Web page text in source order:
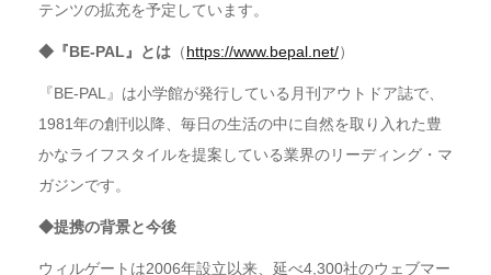
テンツの拡充を予定しています。
◆『BE-PAL』とは （https://www.bepal.net/）
『BE-PAL』は小学館が発行している月刊アウトドア誌で、
1981年の創刊以降、毎日の生活の中に自然を取り入れた豊
かなライフスタイルを提案している業界のリーディング・マ
ガジンです。
◆提携の背景と今後
ウィルゲートは2006年設立以来、延べ4,300社のウェブマー